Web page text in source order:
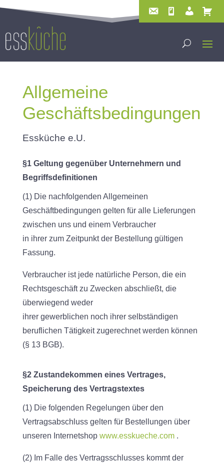
Allgemeine
Geschäftsbedingungen
Essküche e.U.
§1 Geltung gegenüber Unternehmern und
Begriffsdefinitionen
(1) Die nachfolgenden Allgemeinen
Geschäftbedingungen gelten für alle Lieferungen
zwischen uns und einem Verbraucher
in ihrer zum Zeitpunkt der Bestellung gültigen
Fassung.
Verbraucher ist jede natürliche Person, die ein
Rechtsgeschäft zu Zwecken abschließt, die
überwiegend weder
ihrer gewerblichen noch ihrer selbständigen
beruflichen Tätigkeit zugerechnet werden können
(§ 13 BGB).
§2 Zustandekommen eines Vertrages,
Speicherung des Vertragstextes
(1) Die folgenden Regelungen über den
Vertragsabschluss gelten für Bestellungen über
unseren Internetshop www.esskueche.com.
(2) Im Falle des Vertragsschlusses kommt der